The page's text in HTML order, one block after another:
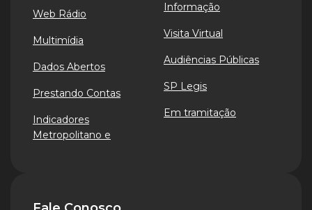
Web Rádio
Multimídia
Dados Abertos
Prestando Contas
Indicadores
Metropolitano e
Informação
Visita Virtual
Audiências Públicas
SP Legis
Em tramitação